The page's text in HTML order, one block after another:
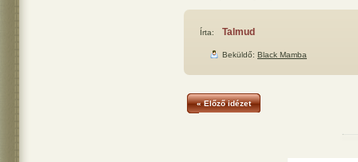
Írta: Talmud
Beküldő: Black Mamba
« Előző idézet